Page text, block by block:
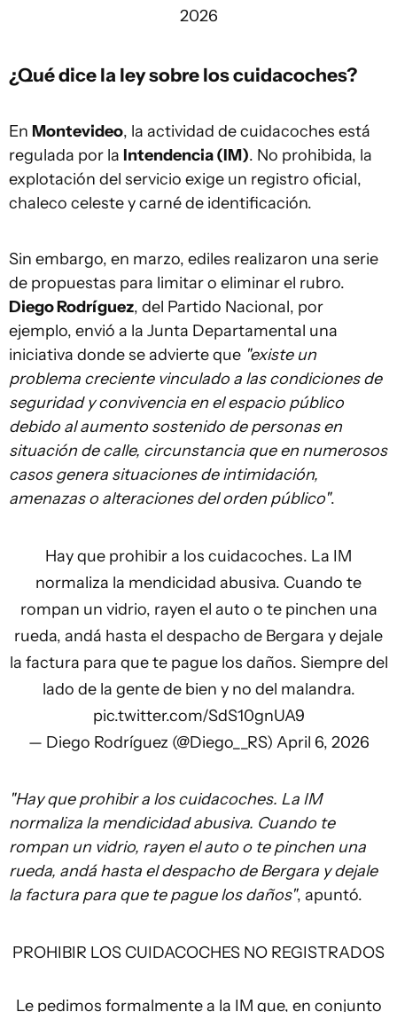
2026
¿Qué dice la ley sobre los cuidacoches?
En Montevideo, la actividad de cuidacoches está
regulada por la Intendencia (IM). No prohibida, la
explotación del servicio exige un registro oficial,
chaleco celeste y carné de identificación.
Sin embargo, en marzo, ediles realizaron una serie
de propuestas para limitar o eliminar el rubro.
Diego Rodríguez, del Partido Nacional, por
ejemplo, envió a la Junta Departamental una
iniciativa donde se advierte que "existe un
problema creciente vinculado a las condiciones de
seguridad y convivencia en el espacio público
debido al aumento sostenido de personas en
situación de calle, circunstancia que en numerosos
casos genera situaciones de intimidación,
amenazas o alteraciones del orden público".
Hay que prohibir a los cuidacoches. La IM
normaliza la mendicidad abusiva. Cuando te
rompan un vidrio, rayen el auto o te pinchen una
rueda, andá hasta el despacho de Bergara y dejale
la factura para que te pague los daños. Siempre del
lado de la gente de bien y no del malandra.
pic.twitter.com/SdS10gnUA9
— Diego Rodríguez (@Diego__RS) April 6, 2026
"Hay que prohibir a los cuidacoches. La IM
normaliza la mendicidad abusiva. Cuando te
rompan un vidrio, rayen el auto o te pinchen una
rueda, andá hasta el despacho de Bergara y dejale
la factura para que te pague los daños", apuntó.
PROHIBIR LOS CUIDACOCHES NO REGISTRADOS
Le pedimos formalmente a la IM que, en conjunto